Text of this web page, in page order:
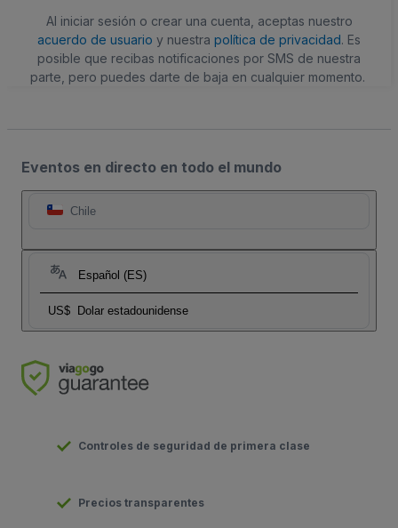
Al iniciar sesión o crear una cuenta, aceptas nuestro
acuerdo de usuario y nuestra política de privacidad. Es
posible que recibas notificaciones por SMS de nuestra
parte, pero puedes darte de baja en cualquier momento.
Eventos en directo en todo el mundo
Chile
Español (ES)
US$ Dolar estadounidense
Controles de seguridad de primera clase
Precios transparentes